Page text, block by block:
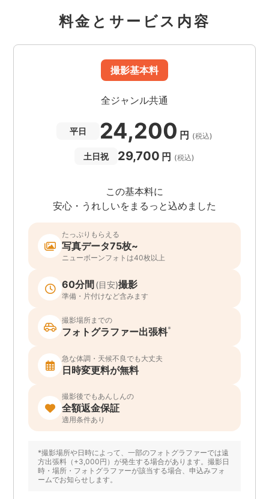
料金とサービス内容
撮影基本料
全ジャンル共通
平日 24,200 円 (税込)
土日祝 29,700 円 (税込)
この基本料に
安心・うれしいをまるっと込めました
たっぷりもらえる
写真データ75枚~
ニューボーンフォトは40枚以上
60分間(目安)撮影
準備・片付けなど含みます
撮影場所までの
フォトグラファー出張料*
急な体調・天候不良でも大丈夫
日時変更料が無料
撮影後でもあんしんの
全額返金保証
適用条件あり
*撮影場所や日時によって、一部のフォトグラファーでは遠
方出張料（+3,000円）が発生する場合があります。撮影日
時・場所・フォトグラファーが該当する場合、申込みフォ
ームでお知らせします。